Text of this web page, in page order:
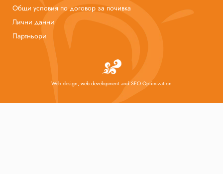
Общи условия по договор за почивка
Лични данни
Партньори
Web design, web development and SEO Optimization